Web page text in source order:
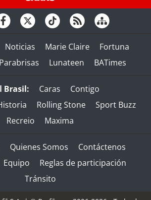
Noticias Marie Claire
Fortuna
Parabrisas Lunateen BATimes
Brasil: Caras
Contigo
Rolling Stone
Sport Buzz
Recreio
Maxima
Quienes Somos
Contáctenos
Equipo
Reglas de participación
Tránsito